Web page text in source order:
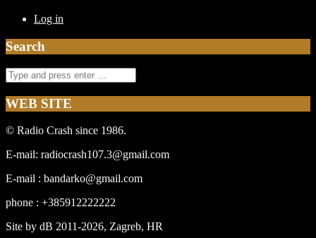
Log in
Search
WEB SITE
© Radio Crash since 1986.
E-mail: radiocrash107.3@gmail.com
E-mail : bandarko@gmail.com
phone : +385912222222
Site by dB 2011-2026, Zagreb, HR